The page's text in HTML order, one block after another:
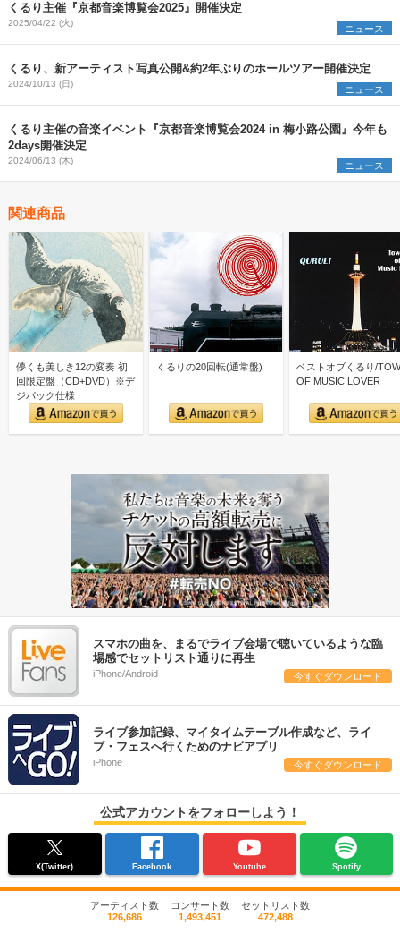
くるり主催『京都音楽博覧会2025』開催決定
2025/04/22 (火) ニュース
くるり、新アーティスト写真公開&約2年ぶりのホールツアー開催決定
2024/10/13 (日) ニュース
くるり主催の音楽イベント『京都音楽博覧会2024 in 梅小路公園』今年も
2days開催決定
2024/06/13 (木) ニュース
関連商品
儚くも美しき12の変奏 初
回限定盤（CD+DVD）※デ
ジパック仕様
くるりの20回転(通常盤)
ベストオブくるり/
OF MUSIC LOVER
スマホの曲を、まるでライブ会場で聴いているような臨
場感でセットリスト通りに再生
iPhone/Android 今すぐダウンロード
ライブ参加記録、マイタイムテーブル作成など、ライ
ブ・フェスへ行くためのナビアプリ
iPhone 今すぐダウンロード
公式アカウントをフォローしよう！
X(Twitter) Facebook Youtube Spotify
アーティスト数
126,686
コンサート数
1,493,451
セットリスト数
472,488